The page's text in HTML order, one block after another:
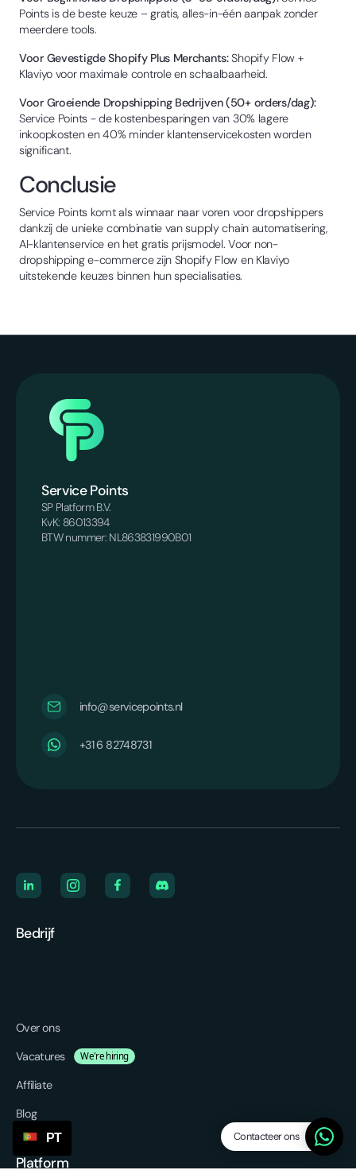
Contacteer ons
Points is de beste keuze – gratis, alles-in-één aanpak zonder
meerdere tools.
Voor Gevestigde Shopify Plus Merchants:Shopify Flow +
Klaviyo voor maximale controle en schaalbaarheid.
Voor Groeiende Dropshipping Bedrijven (50+ orders/dag):
Service Points - de kostenbesparingen van 30% lagere
inkoopkosten en 40% minder klantenservicekosten worden
significant.
Conclusie
Service Points komt als winnaar naar voren voor dropshippers
dankzij de unieke combinatie van supply chain automatisering,
AI-klantenservice en het gratis prijsmodel. Voor non-
dropshipping e-commerce zijn Shopify Flow en Klaviyo
uitstekende keuzes binnen hun specialisaties.
Service Points
SP Platform B.V.
KvK: 86013394
BTW nummer: NL863831990B01
info@servicepoints.nl
‪+31 6 82748731‬
Bedrijf
Over ons
Vacatures
We're hiring
Affiliate
Blog
Platform
PT